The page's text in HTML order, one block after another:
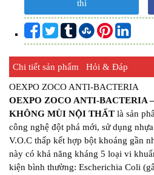
thì
Chi tiết sản phẩm Hỏi & Đáp
OEXPO ZOCO ANTI-BACTERIA
OEXPO ZOCO ANTI-BACTERIA
KHÔNG MÙI NỘI THẤT là sản
công nghệ đột phá mới, sử dụng
V.O.C thấp kết hợp bột khoáng gần
này có khả năng kháng 5 loại vi
kiện bình thường: Escherichia Coli